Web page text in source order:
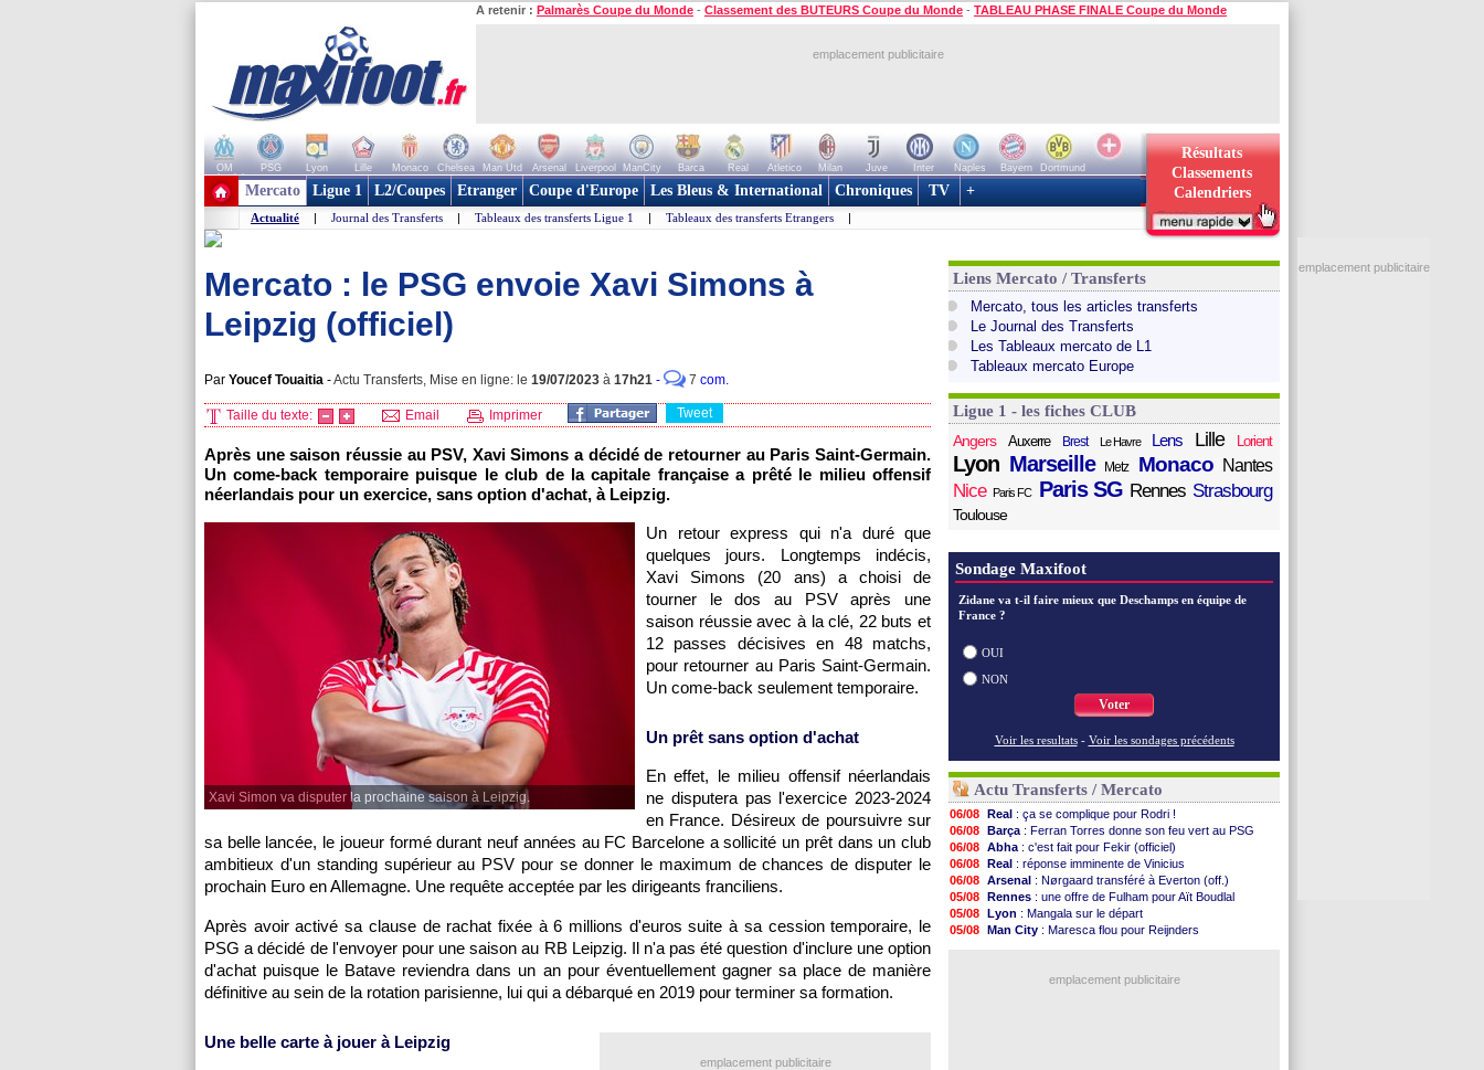
A retenir : Palmarès Coupe du Monde - Classement des BUTEURS Coupe du Monde - TABLEAU PHASE FINALE Coupe du Monde
emplacement publicitaire
OM PSG Lyon Lille Monaco Chelsea Man Utd Arsenal Liverpool ManCity Barca Real Atletico Milan Juve Inter Naples Bayern
Dortmund
+ de clubs
Résultats
Classements
Calendriers
Mercato Ligue 1 L2/Coupes Etranger Coupe d'Europe Les Bleus & International Chroniques TV +
Actualité | Journal des Transferts | Tableaux des transferts Ligue 1 | Tableaux des transferts Etrangers |
Mercato : le PSG envoie Xavi Simons à
Leipzig (officiel)
Par Youcef Touaitia -Actu Transferts, Mise en ligne: le 19/07/2023 à 17h21 - 7 com.
Taille du texte: Email Imprimer Tweet
Après une saison réussie au PSV, Xavi Simons a décidé de retourner au Paris Saint-Germain.
Un come-back temporaire puisque le club de la capitale française a prêté le milieu offensif
néerlandais pour un exercice, sans option d'achat, à Leipzig.
Xavi Simon va disputer la prochaine saison à Leipzig.
Un retour express qui n'a duré que
quelques jours. Longtemps indécis,
Xavi Simons (20 ans) a choisi de
tourner le dos au PSV après une
saison réussie avec à la clé, 22 buts et
12 passes décisives en 48 matchs,
pour retourner au Paris Saint-Germain.
Un come-back seulement temporaire.
Un prêt sans option d'achat
En effet, le milieu offensif néerlandais
ne disputera pas l'exercice 2023-2024
en France. Désireux de poursuivre sur
sa belle lancée, le joueur formé durant neuf années au FC Barcelone a sollicité un prêt dans un club
ambitieux d'un standing supérieur au PSV pour se donner le maximum de chances de disputer le
prochain Euro en Allemagne. Une requête acceptée par les dirigeants franciliens.
Après avoir activé sa clause de rachat fixée à 6 millions d'euros suite à sa cession temporaire, le
PSG a décidé de l'envoyer pour une saison au RB Leipzig. Il n'a pas été question d'inclure une option
d'achat puisque le Batave reviendra dans un an pour éventuellement gagner sa place de manière
définitive au sein de la rotation parisienne, lui qui a débarqué en 2019 pour terminer sa formation.
emplacement publicitaire
Une belle carte à jouer à Leipzig
Liens Mercato / Transferts
Mercato, tous les articles transferts
Le Journal des Transferts
Les Tableaux mercato de L1
Tableaux mercato Europe
Ligue 1 - les fiches CLUB
Angers
Auxerre Brest Le Havre Lens Lille Lorient
Lyon Marseille Metz Monaco Nantes
Nice Paris FC Paris SG Rennes Strasbourg
Toulouse
Sondage Maxifoot
Zidane va t-il faire mieux que Deschamps en équipe de
France ?
OUI
NON
Voter
Voir les resultats - Voir les sondages précédents
Actu Transferts / Mercato
06/08 Real : ça se complique pour Rodri !
06/08 Barça : Ferran Torres donne son feu vert au PSG
06/08 Abha : c'est fait pour Fekir (officiel)
06/08 Real : réponse imminente de Vinicius
06/08 Arsenal : Nørgaard transféré à Everton (off.)
05/08 Rennes : une offre de Fulham pour Aït Boudlal
05/08 Lyon : Mangala sur le départ
05/08 Man City : Maresca flou pour Reijnders
: la compo pour le premier match amical
emplacement publicitaire
emplacement publicitaire